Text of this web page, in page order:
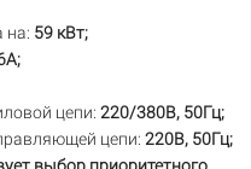
на: 59 кВт;
цепи: 220/380В, 50Гц;
цепи: 220В, 50Гц;